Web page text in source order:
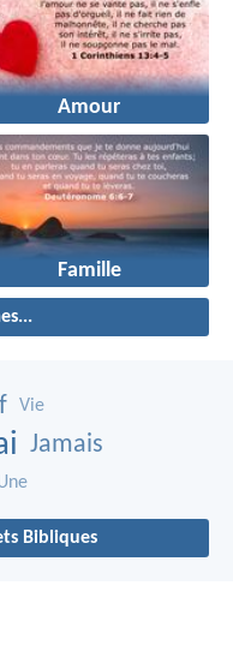
Amour
Famille
Vie
Jamais
Bibliques